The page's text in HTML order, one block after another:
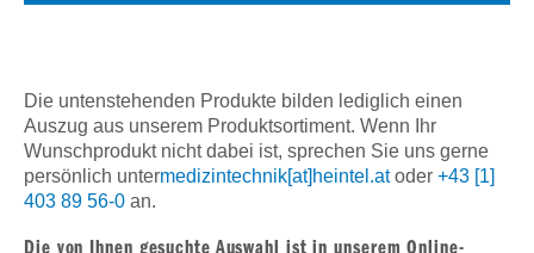
Die untenstehenden Produkte bilden lediglich einen
Auszug aus unserem Produktsortiment. Wenn Ihr
Wunschprodukt nicht dabei ist, sprechen Sie uns gerne
persönlich untermedizintechnik[at]heintel.atoder +43 [1]
403 89 56-0 an.